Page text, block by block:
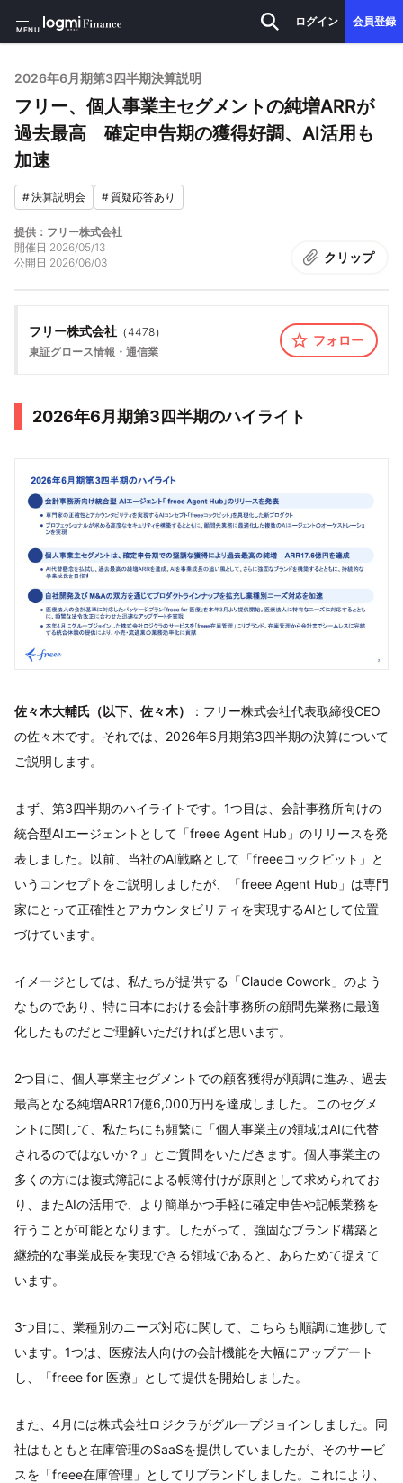
MENU
ログイン 会員登録
2026年6月期第3四半期決算説明
フリー、個人事業主セグメントの純増ARRが
過去最高 確定申告期の獲得好調、AI活用も
加速
#決算説明会 #質疑応答あり
提供：フリー株式会社
開催日 2026/05/13
公開日 2026/06/03 クリップ
フリー株式会社 （4478）
東証グロース情報・通信業
フォロー
2026年6月期第3四半期のハイライト
佐々木大輔氏（以下、佐々木）
：フリー株式会社代表取締役CEO
の佐々木です。それでは、2026年6月期第3四半期の決算について
ご説明します。
まず、第3四半期のハイライトです。1つ目は、会計事務所向けの
統合型AIエージェントとして「freee Agent Hub」のリリースを発
表しました。以前、当社のAI戦略として「freeeコックピット」と
いうコンセプトをご説明しましたが、「freee Agent Hub」は専門
家にとって正確性とアカウンタビリティを実現するAIとして位置
づけています。
イメージとしては、私たちが提供する「Claude Cowork」のよう
なものであり、特に日本における会計事務所の顧問先業務に最適
化したものだとご理解いただければと思います。
2つ目に、個人事業主セグメントでの顧客獲得が順調に進み、過去
最高となる純増ARR17億6,000万円を達成しました。このセグメ
ントに関して、私たちにも頻繁に「個人事業主の領域はAIに代替
されるのではないか？」とご質問をいただきます。個人事業主の
多くの方には複式簿記による帳簿付けが原則として求められてお
り、またAIの活用で、より簡単かつ手軽に確定申告や記帳業務を
行うことが可能となります。したがって、強固なブランド構築と
継続的な事業成長を実現できる領域であると、あらためて捉えて
います。
3つ目に、業種別のニーズ対応に関して、こちらも順調に進捗して
います。1つは、医療法人向けの会計機能を大幅にアップデート
し、「freee for 医療」として提供を開始しました。
また、4月には株式会社ロジクラがグループジョインしました。同
社はもともと在庫管理のSaaSを提供していましたが、そのサービ
スを「freee在庫管理」としてリブランドしました。これにより、